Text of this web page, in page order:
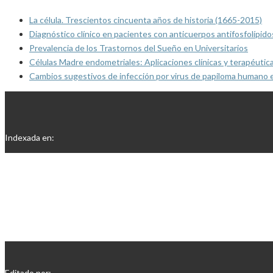
La célula. Trescientos cincuenta años de historia (1665-2015)
Diagnóstico clínico en pacientes con anticuerpos
Prevalencia de los Trastornos del Sueño en Universitarios
Células Madre endometriales: Aplicaciones clínicas y
Cambios sugestivos de infección por virus de papiloma
Indexada en: